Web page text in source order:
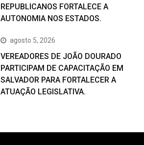
REPUBLICANOS FORTALECE A
AUTONOMIA NOS ESTADOS.
agosto 5, 2026
VEREADORES DE JOÃO DOURADO
PARTICIPAM DE CAPACITAÇÃO EM
SALVADOR PARA FORTALECER A
ATUAÇÃO LEGISLATIVA.